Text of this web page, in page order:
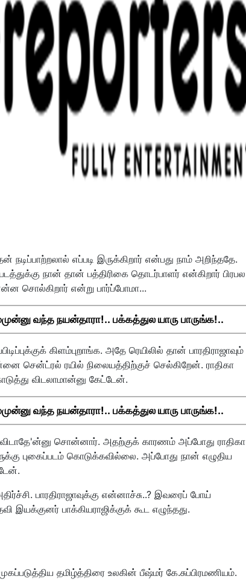
எப்படி இருக்கிறார் என்பது நாம் அறிந்ததே.
நான் தான் பத்திரிகை தொடர்பாளர் என்கிறார் பிரபல
சொல்கிறார் என்று பார்ப்போமா...
வந்த நயன்தாரா!.. பக்கத்துல யாரு பாருங்க!..
கிளம்புறாங்க. அதே ரெயிலில் தான் பாரதிராஜாவும்
சென்ட்ரல் ரயில் நிலையத்திற்குச் செல்கிறேன். ராதிகா
விடலாமான்னு கேட்டேன்.
வந்த நயன்தாரா!.. பக்கத்துல யாரு பாருங்க!..
சொன்னார். அதற்குக் காரணம் அப்போது ராதிகா
புகைப்படம் கொடுக்கவில்லை. அப்போது நான் எழுதிய
பாரதிராஜாவுக்கு என்னாச்சு..? இவரைப் போய்
இயக்குனர் பாக்கியராஜிக்குக் கூட எழுந்தது.
தமிழ்த்திரை உலகின் பீஷ்மர் கே.சுப்பிரமணியம்.